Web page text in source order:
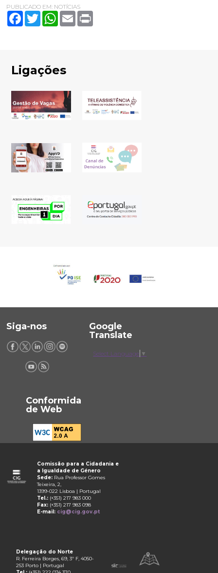
PUBLICADO EM: NOTÍCIAS
FacebookTwitterWhatsApp
Email
Ligações
Siga-nos
Google
Translate
Select Language ▼
Conformida
de Web
Comissão para a Cidadania e
a Igualdade de Género
Sede: Rua Professor Gomes
Teixeira, 2,
1399-022 Lisboa | Portugal
Tel.: (+351) 217 983 000
Fax: (+351) 217 983 098
E-mail: cig@cig.gov.pt
Delegação do Norte
R. Ferreira Borges, 69, 3º F, 4050-
253 Porto | Portugal